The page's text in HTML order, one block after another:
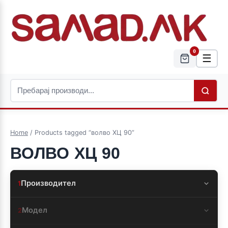
0
☰
Home / Products tagged “волво ХЦ 90”
ВОЛВО ХЦ 90
1Производител
2Модел